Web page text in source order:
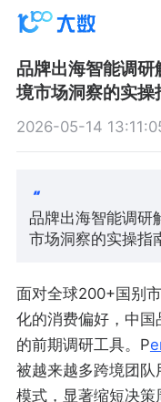
品牌出海智能调
境市场洞察的实操
2026-05-14
品牌出海智能调研
市场洞察的实操指
面对全球200+国别
化的消费偏好，中
的前期调研工具。P
被越来越多跨境团
模式，显著缩短决策